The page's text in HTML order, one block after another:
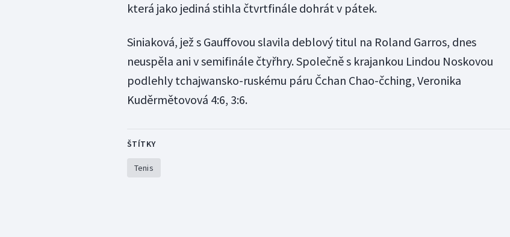
která jako jediná stihla čtvrtfinále dohrát v pátek.
Siniaková, jež s Gauffovou slavila deblový titul na Roland Garros, dnes
neuspěla ani v semifinále čtyřhry. Společně s krajankou Lindou Noskovou
podlehly tchajwansko-ruskému páru Čchan Chao-čching, Veronika
Kuděrmětovová 4:6, 3:6.
ŠTÍTKY
Tenis